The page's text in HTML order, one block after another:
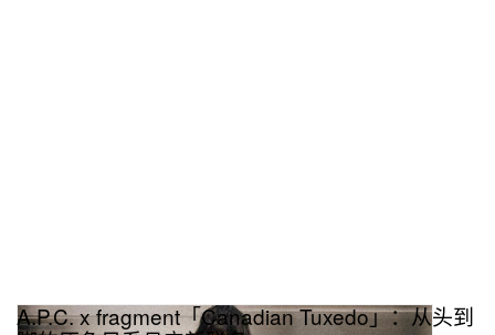
A.P.C. x fragment「Canadian Tuxedo」：从头到